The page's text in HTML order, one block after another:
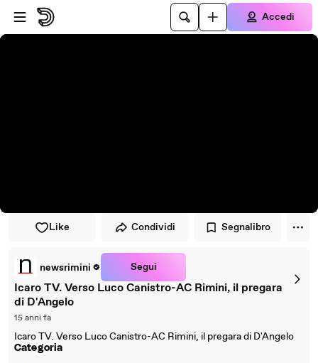
Vai al lettore
Passa al contenuto principale
Accedi
Like Condividi Segnalibro
newsrimini Segui
Icaro TV. Verso Luco Canistro-AC Rimini, il pregara
di D'Angelo
15 anni fa
Icaro TV. Verso Luco Canistro-AC Rimini, il pregara di D'Angelo
Categoria